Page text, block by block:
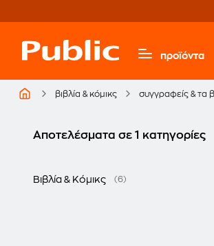
προϊόντα
βιβλία & κόμικς συγγραφείς & τα
Αποτελέσματα σε 1 κατηγορίες
Βιβλία & Κόμικς (6)